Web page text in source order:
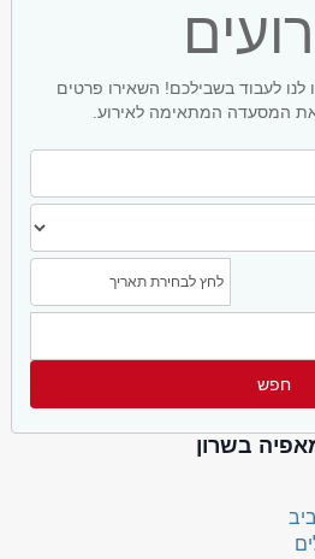
לעבוד בשבילכם! השאירו פרטים
המסעדה המתאימה לאירוע.
בשרון